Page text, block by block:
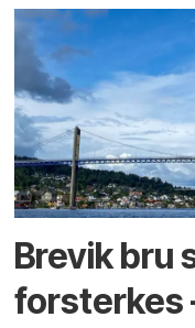
Brevik bru
forsterkes